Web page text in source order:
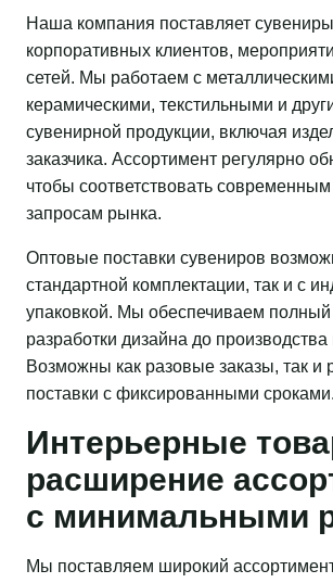
Наша компания поставляет
корпоративных клиентов,
сетей. Мы работаем с
керамическими, текстильными и
сувенирной продукции, включая
заказчика. Ассортимент регулярно
чтобы соответствовать
запросам рынка.
Оптовые поставки сувениров
стандартной комплектации, так и с
упаковкой. Мы обеспечиваем полный
разработки дизайна до производства
Возможны как разовые заказы, так и
поставки с фиксированными сроками.
Интерьерные
расширение
с минимальными
Мы поставляем широкий